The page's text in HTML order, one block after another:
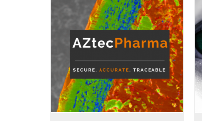
制药和生物医学行业需要EDS系统来
证明其数据的电子记录是可信的、可
AZtecPharma旨在满足制药和生物医